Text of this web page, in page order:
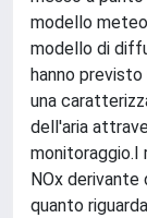
modello
modello di
hanno previsto
una
dell'aria
monitoraggio.I
NOx derivante
quanto